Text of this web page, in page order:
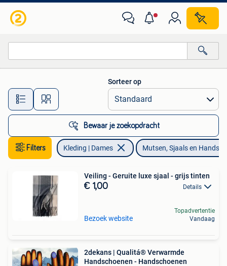
Alle afstanden…
Sorteer op
Bewaar je zoekopdracht
Filters Kleding | Dames Mutsen, Sjaals en
Veiling - Geruite luxe sjaal - grijs tinten
€ 1,00 Details
Bezoek website
Topadvertentie
Vandaag
2dekans | Qualitá® Verwarmde
Handschoenen - Handschoenen